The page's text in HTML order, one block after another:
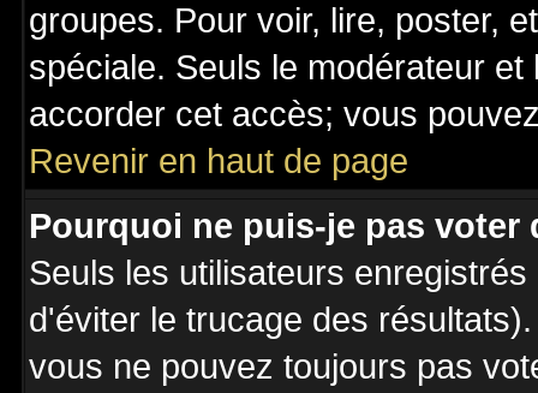
groupes. Pour voir, lire, poster,
spéciale. Seuls le modérateur
accorder cet accès; vous
Revenir en haut de page
Pourquoi ne puis-je pas voter
Seuls les utilisateurs
d'éviter le trucage des
vous ne pouvez toujours pas